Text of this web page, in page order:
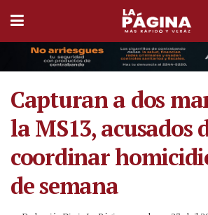
Capturan a dos
la MS13, acusados
coordinar
de semana